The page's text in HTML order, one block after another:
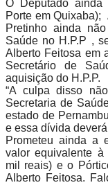
O Deputado ainda
Porte em Quixaba);
Pretinho ainda
Saúde no H.P.P ,
Alberto Feitosa em
Secretário de
aquisição do H.P.P.
“A culpa disso
Secretaria de
estado de
e essa dívida
Prometeu ainda a
valor equivalente à
mil reais) e o
Alberto Feitosa.